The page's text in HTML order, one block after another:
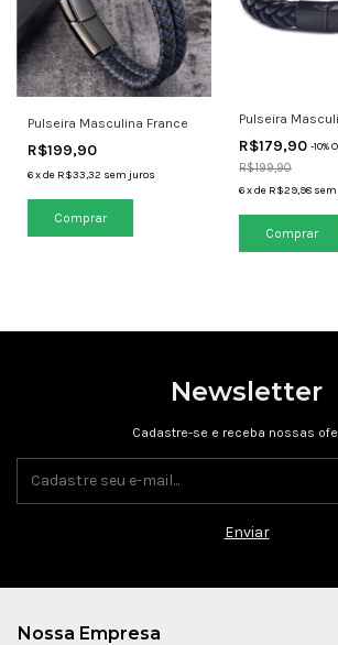
Pulseira Masculina France
R$199,90
6xde R$33,32 sem juros
Comprar
Pulseira
R$179,90-10%
R$199,90
6 xde R$29,98
Comprar
Newsletter
Cadastre-se e receba nossas
Nossa Empresa